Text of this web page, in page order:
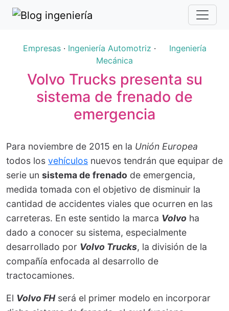
Empresas· Ingeniería Automotriz ·
Ingeniería
Mecánica
Volvo Trucks presenta su
sistema de frenado de
emergencia
Para noviembre de 2015 en la Unión Europea
todos los vehículos nuevos tendrán que equipar de
serie un sistema de frenado de emergencia,
medida tomada con el objetivo de disminuir la
cantidad de accidentes viales que ocurren en las
carreteras. En este sentido la marca Volvo ha
dado a conocer su sistema, especialmente
desarrollado por Volvo Trucks, la división de la
compañía enfocada al desarrollo de
tractocamiones.
El Volvo FHserá el primer modelo en incorporar